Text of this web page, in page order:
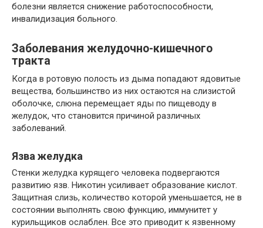
болезни является снижение работоспособности,
инвалидизация больного.
Заболевания желудочно-кишечного
тракта
Когда в ротовую полость из дыма попадают ядовитые
вещества, большинство из них остаются на слизистой
оболочке, слюна перемещает яды по пищеводу в
желудок, что становится причиной различных
заболеваний.
Язва желудка
Стенки желудка курящего человека подвергаются
развитию язв. Никотин усиливает образование кислот.
Защитная слизь, количество которой уменьшается, не в
состоянии выполнять свою функцию, иммунитет у
курильщиков ослаблен. Все это приводит к язвенному